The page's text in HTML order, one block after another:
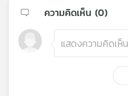
ความคิดเห็น (0)